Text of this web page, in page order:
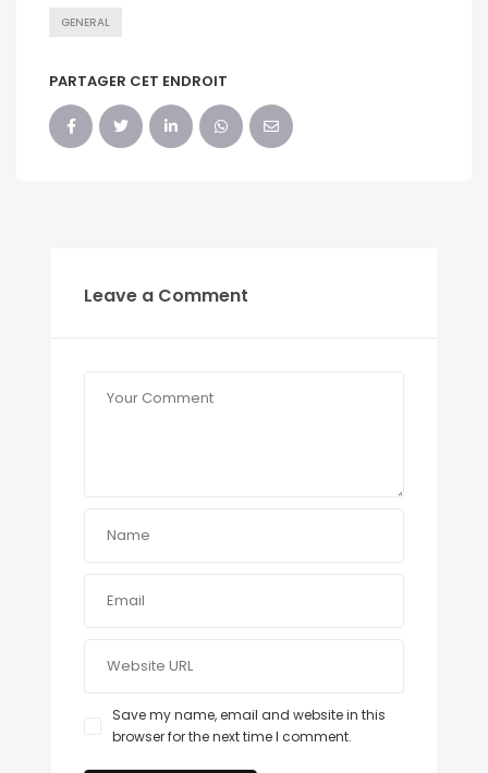
GENERAL
PARTAGER CET ENDROIT
Leave a Comment
Save my name, email and website in this
browser for the next time I comment.